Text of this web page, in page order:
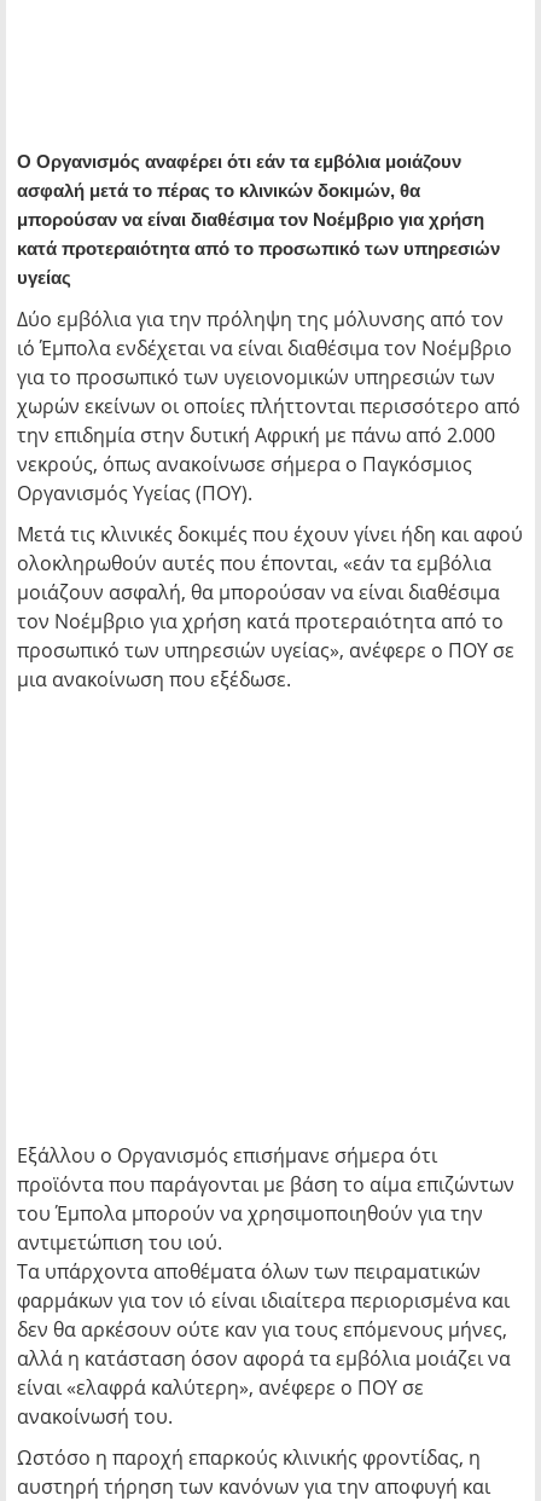
Ο Οργανισμός αναφέρει ότι εάν τα εμβόλια μοιάζουν
ασφαλή μετά το πέρας το κλινικών δοκιμών, θα
μπορούσαν να είναι διαθέσιμα τον Νοέμβριο για χρήση
κατά προτεραιότητα από το προσωπικό των υπηρεσιών
υγείας
Δύο εμβόλια για την πρόληψη της μόλυνσης από τον
ιό Έμπολα ενδέχεται να είναι διαθέσιμα τον Νοέμβριο
για το προσωπικό των υγειονομικών υπηρεσιών των
χωρών εκείνων οι οποίες πλήττονται περισσότερο από
την επιδημία στην δυτική Αφρική με πάνω από 2.000
νεκρούς, όπως ανακοίνωσε σήμερα ο Παγκόσμιος
Οργανισμός Υγείας (ΠΟΥ).
Μετά τις κλινικές δοκιμές που έχουν γίνει ήδη και αφού
ολοκληρωθούν αυτές που έπονται, «εάν τα εμβόλια
μοιάζουν ασφαλή, θα μπορούσαν να είναι διαθέσιμα
τον Νοέμβριο για χρήση κατά προτεραιότητα από το
προσωπικό των υπηρεσιών υγείας», ανέφερε ο ΠΟΥ σε
μια ανακοίνωση που εξέδωσε.
Εξάλλου ο Οργανισμός επισήμανε σήμερα ότι
προϊόντα που παράγονται με βάση το αίμα επιζώντων
του Έμπολα μπορούν να χρησιμοποιηθούν για την
αντιμετώπιση του ιού.
Τα υπάρχοντα αποθέματα όλων των πειραματικών
φαρμάκων για τον ιό είναι ιδιαίτερα περιορισμένα και
δεν θα αρκέσουν ούτε καν για τους επόμενους μήνες,
αλλά η κατάσταση όσον αφορά τα εμβόλια μοιάζει να
είναι «ελαφρά καλύτερη», ανέφερε ο ΠΟΥ σε
ανακοίνωσή του.
Ωστόσο η παροχή επαρκούς κλινικής φροντίδας, η
αυστηρή τήρηση των κανόνων για την αποφυγή και